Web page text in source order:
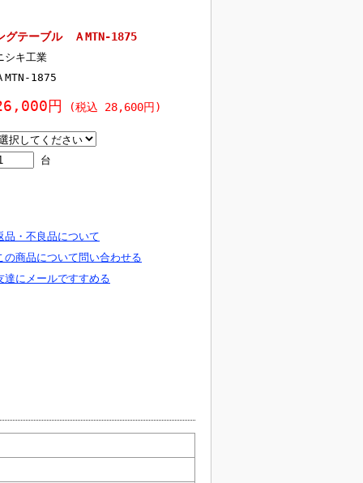
グテーブル ＡMTN-1875
シキ工業
MTN-1875
円 (税込 28,600円)
台
品・不良品について
の商品について問い合わせる
達にメールですすめる